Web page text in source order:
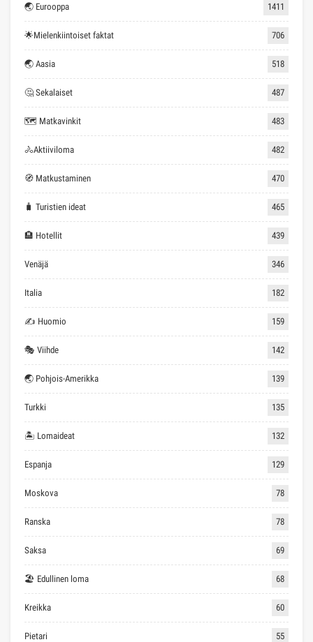
🌏 Eurooppa 1411
🌟Mielenkiintoiset faktat 706
🌏 Aasia 518
🤔 Sekalaiset 487
🗺 Matkavinkit 483
🚴Aktiiviloma 482
🧭 Matkustaminen 470
🧳 Turistien ideat 465
🏨 Hotellit 439
Venäjä 346
Italia 182
✍ Huomio 159
🎭 Viihde 142
🌏 Pohjois-Amerikka 139
Turkki 135
🏝 Lomaideat 132
Espanja 129
Moskova 78
Ranska 78
Saksa 69
🏖 Edullinen loma 68
Kreikka 60
Pietari 55